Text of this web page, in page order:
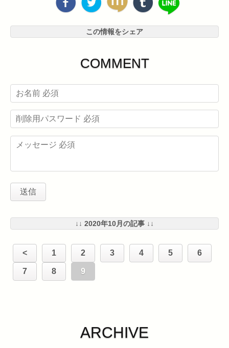
この情報をシェア
COMMENT
↓↓ 2020年10月の記事 ↓↓
< 1 2 3 4 5 6
7 8 9
ARCHIVE